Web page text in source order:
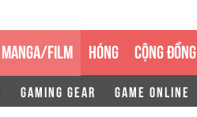
MANGA/FILM HÓNG CỘNG ĐỒNG
GAMING GEAR GAME ONLINE